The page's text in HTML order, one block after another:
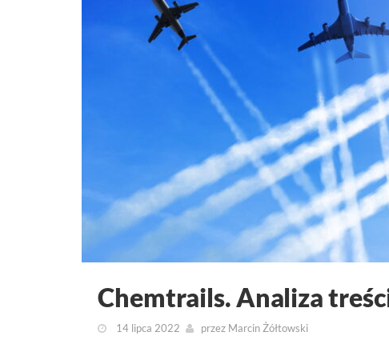
Chemtrails. Analiza
14 lipca 2022 przez Marcin Żółtowski